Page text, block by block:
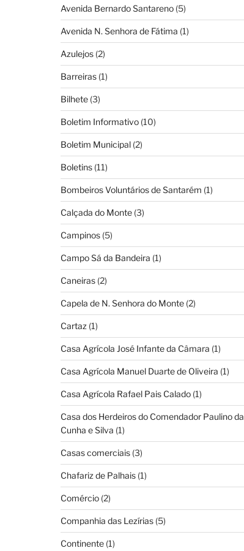
Avenida Bernardo Santareno(5)
Avenida N. Senhora de Fátima (1)
Azulejos(2)
Barreiras(1)
Bilhete(3)
Boletim Informativo(10)
Boletim Municipal(2)
Boletins(11)
Bombeiros Voluntários de Santarém (1)
Calçada do Monte(3)
Campinos(5)
Campo Sá da Bandeira (1)
Caneiras(2)
Capela de N. Senhora do Monte(2)
Cartaz (1)
Casa Agrícola José Infante da Câmara (1)
Casa Agrícola Manuel Duarte de Oliveira (1)
Casa Agrícola Rafael Pais Calado(1)
Casa dos Herdeiros do Comendador Paulino da
Cunha e Silva (1)
Casas comerciais(3)
Chafariz de Palhais(1)
Comércio(2)
Companhia das Lezírias(5)
Continente(1)